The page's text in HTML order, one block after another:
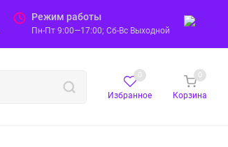
Режим работы
Пн-Пт 9:00—17:00; Сб-Вс Выходной
Избранное
0
Корзина
0